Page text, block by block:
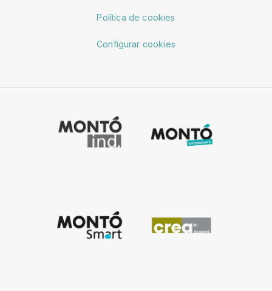
Política de cookies
Configurar cookies